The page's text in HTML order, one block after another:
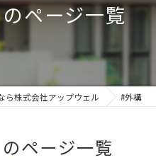
ページ一覧
ら株式会社アップウェル #外構
ページ一覧